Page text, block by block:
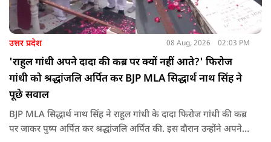
उत्तर प्रदेश 08 Aug, 2026 02:03 PM
'राहुल गांधी अपने दादा की कब्र पर क्यों नहीं आते?' फिरोज
गांधी को श्रद्धांजलि अर्पित कर BJP MLA सिद्धार्थ नाथ सिंह ने
पूछे सवाल
BJP MLA सिद्धार्थ नाथ सिंह ने राहुल गांधी के दादा फिरोज गांधी की कब्र
पर जाकर पुष्प अर्पित कर श्रद्धांजलि अर्पित की. इस दौरान उन्होंने अपने